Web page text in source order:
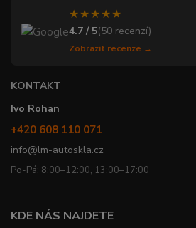
★★★★★
4.7 / 5(50 recenzí)
Zobrazit recenze →
KONTAKT
Ivo Rohan
+420 608 110 071
info@lm-autoskla.cz
Po-Pá: 8:00–12:00, 13:00–17:00
KDE NÁS NAJDETE